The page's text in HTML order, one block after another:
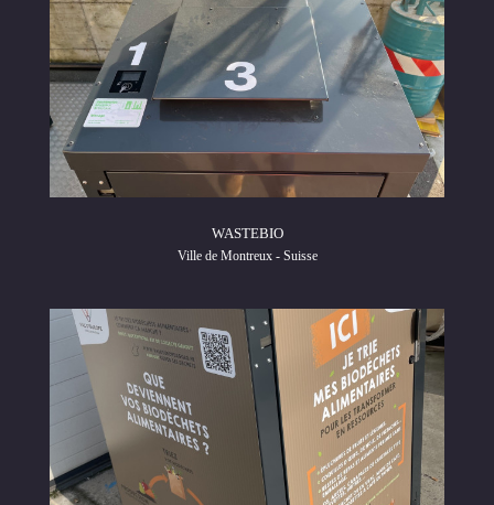
WASTEBIO
Ville de Montreux - Suisse